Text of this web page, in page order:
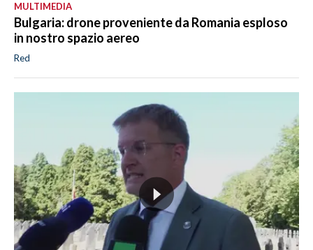
MULTIMEDIA
Bulgaria: drone proveniente da Romania esploso
in nostro spazio aereo
Red